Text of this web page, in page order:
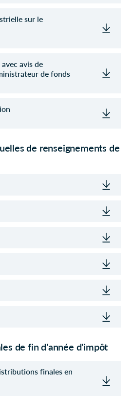
sur le
avis de
de fonds
de renseignements de
de fin d'année d'impôt
finales en